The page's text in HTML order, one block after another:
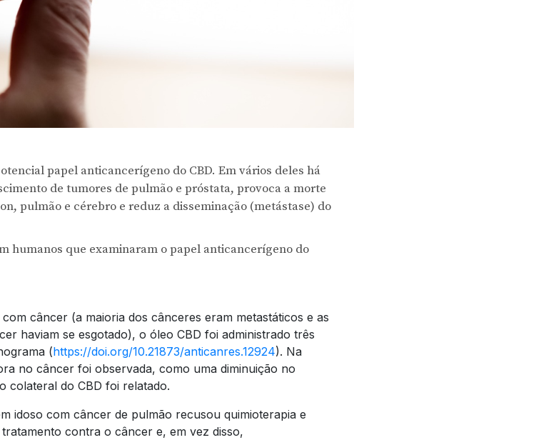
papel anticancerígeno do CBD. Em vários deles há
de tumores de pulmão e próstata, provoca a morte
pulmão e cérebro e reduz a disseminação (metástase) do
humanos que examinaram o papel anticancerígeno do
câncer (a maioria dos cânceres eram metastáticos e as
haviam se esgotado), o óleo CBD foi administrado três
(https://doi.org/10.21873/anticanres.12924). Na
no câncer foi observada, como uma diminuição no
colateral do CBD foi relatado.
idoso com câncer de pulmão recusou quimioterapia e
contra o câncer e, em vez disso,